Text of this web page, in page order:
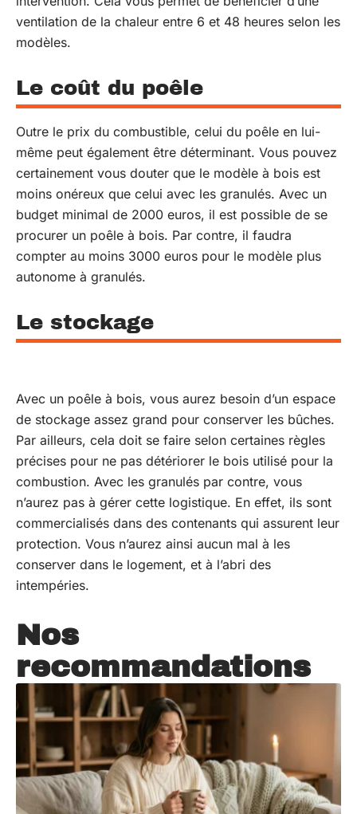
ventilation de la chaleur entre 6 et 48 heures selon les
modèles.
Le coût du poêle
Outre le prix du combustible, celui du poêle en lui-
même peut également être déterminant. Vous pouvez
certainement vous douter que le modèle à bois est
moins onéreux que celui avec les granulés. Avec un
budget minimal de 2000 euros, il est possible de se
procurer un poêle à bois. Par contre, il faudra
compter au moins 3000 euros pour le modèle plus
autonome à granulés.
Le stockage
Avec un poêle à bois, vous aurez besoin d’un espace
de stockage assez grand pour conserver les bûches.
Par ailleurs, cela doit se faire selon certaines règles
précises pour ne pas détériorer le bois utilisé pour la
combustion. Avec les granulés par contre, vous
n’aurez pas à gérer cette logistique. En effet, ils sont
commercialisés dans des contenants qui assurent leur
protection. Vous n’aurez ainsi aucun mal à les
conserver dans le logement, et à l’abri des
intempéries.
Nos
recommandations